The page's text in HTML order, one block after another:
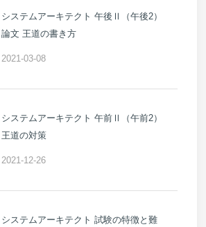
システムアーキテクト 午後Ⅱ（午後2）
論文 王道の書き方
2021-03-08
システムアーキテクト 午前Ⅱ（午前2）
王道の対策
2021-12-26
システムアーキテクト 試験の特徴と難